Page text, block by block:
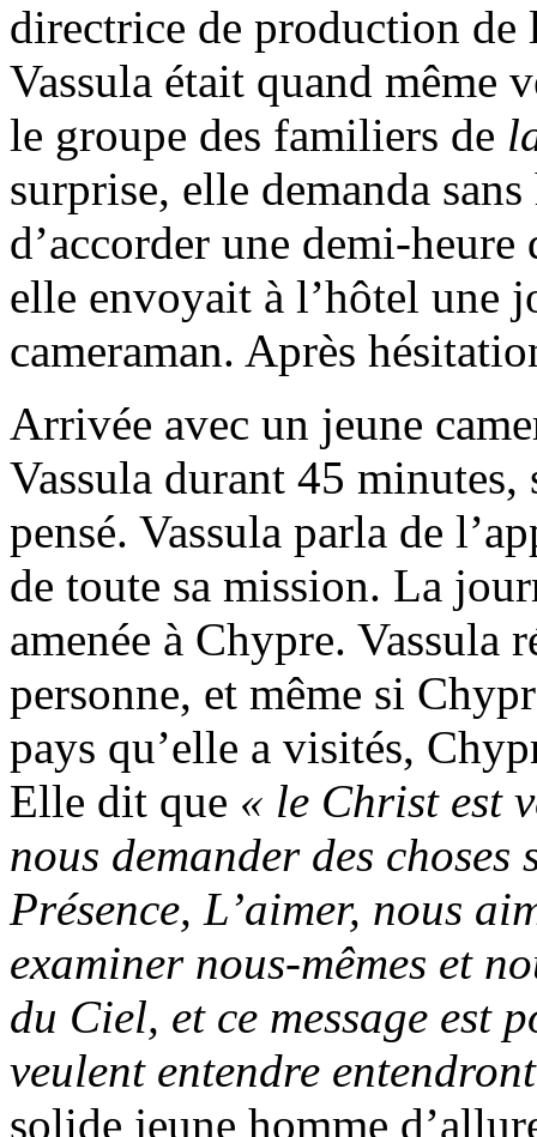
directrice de production de
Vassula était quand même
le groupe des familiers de
surprise, elle demanda
d’accorder une demi-
elle envoyait à l’hôtel une
cameraman. Après
Arrivée avec un jeune
Vassula durant 45
pensé. Vassula parla de
de toute sa mission. La
amenée à Chypre. Vassula
personne, et même si
pays qu’elle a visités,
Elle dit que « le Christ est
nous demander des
Présence, L’aimer, nous
examiner nous-mêmes et
du Ciel, et ce message est
veulent entendre
solide jeune homme